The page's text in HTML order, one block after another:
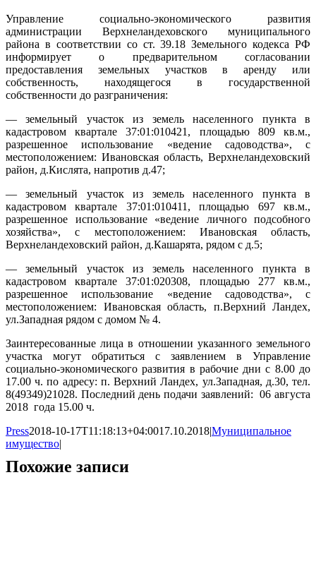
Управление социально-экономического развития
администрации Верхнеландеховского муниципального
района в соответствии со ст. 39.18 Земельного кодекса РФ
информирует о предварительном согласовании
предоставления земельных участков в аренду или
собственность, находящегося в государственной
собственности до разграничения:
— земельный участок из земель населенного пункта в
кадастровом квартале 37:01:010421, площадью 809 кв.м.,
разрешенное использование «ведение садоводства», с
местоположением: Ивановская область, Верхнеландеховский
район, д.Кислята, напротив д.47;
— земельный участок из земель населенного пункта в
кадастровом квартале 37:01:010411, площадью 697 кв.м.,
разрешенное использование «ведение личного подсобного
хозяйства», с местоположением: Ивановская область,
Верхнеландеховский район, д.Кашарята, рядом с д.5;
— земельный участок из земель населенного пункта в
кадастровом квартале 37:01:020308, площадью 277 кв.м.,
разрешенное использование «ведение садоводства», с
местоположением: Ивановская область, п.Верхний Ландех,
ул.Западная рядом с домом № 4.
Заинтересованные лица в отношении указанного земельного
участка могут обратиться с заявлением в Управление
социально-экономического развития в рабочие дни с 8.00 до
17.00 ч. по адресу: п. Верхний Ландех, ул.Западная, д.30, тел.
8(49349)21028. Последний день подачи заявлений: 06 августа
2018 года 15.00 ч.
Press2018-10-17T11:18:13+04:0017.10.2018|Муниципальное
имущество|
Похожие записи